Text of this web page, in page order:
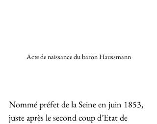
Acte de naissance du baron Haussmann
Nommé préfet de la Seine en juin 1853,
juste après le second coup d’Etat de